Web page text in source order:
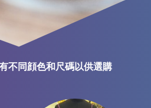
不同顔色和尺碼以供選購